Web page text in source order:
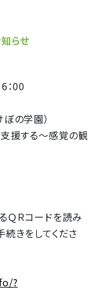
らせ
：00
の学園）
支援する～感覚の観
ＱＲコードを読み
きをしてくださ
?